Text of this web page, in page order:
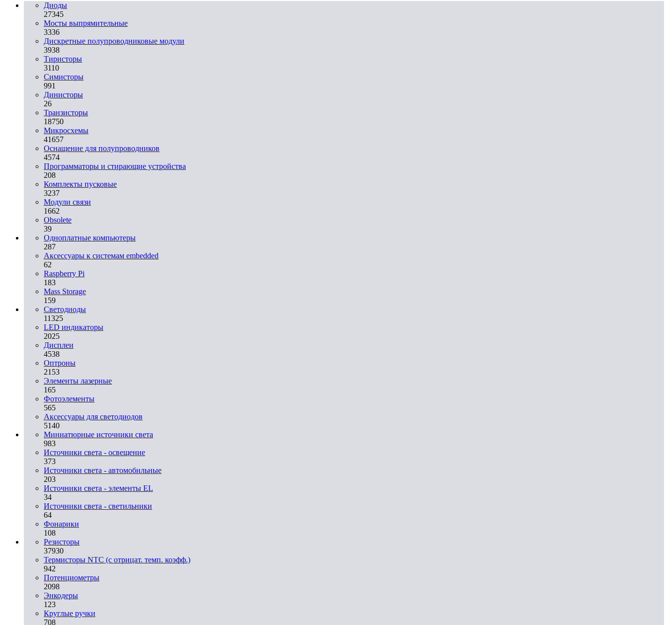
Диоды
27345
Мосты выпрямительные
3336
Дискретные полупроводниковые модули
3938
Тиристоры
3110
Симисторы
991
Динисторы
26
Транзисторы
18750
Микросхемы
41657
Оснащение для полупроводников
4574
Программаторы и стирающие устройства
208
Комплекты пусковые
3237
Модули связи
1662
Obsolete
39
Одноплатные компьютеры
287
Аксессуары к системам embedded
62
Raspberry Pi
183
Mass Storage
159
Светодиоды
11325
LED индикаторы
2025
Дисплеи
4538
Оптроны
2153
Элементы лазерные
165
Фотоэлементы
565
Аксессуары для светодиодов
5140
Миниатюрные источники света
983
Источники света - освещение
373
Источники света - автомобильные
203
Источники света - элементы EL
34
Источники света - светильники
64
Фонарики
108
Резисторы
37930
Термисторы NTC (с отрицат. темп. коэфф.)
942
Потенциометры
2098
Энкодеры
123
Круглые ручки
708